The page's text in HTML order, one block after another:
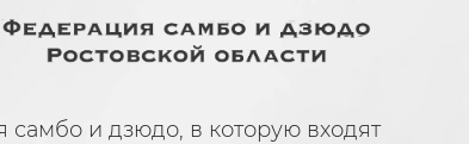
самбо и дзюдо, в которую входят